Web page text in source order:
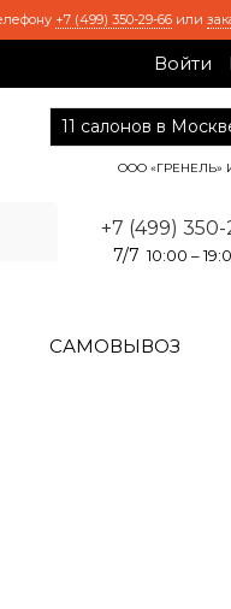
+7 (499) 350-29-66 или
Войти
11 салонов в
ООО «ГРЕНЕЛЬ»
+7 (499) 350-
7/7 10:00 –
САМОВЫВОЗ